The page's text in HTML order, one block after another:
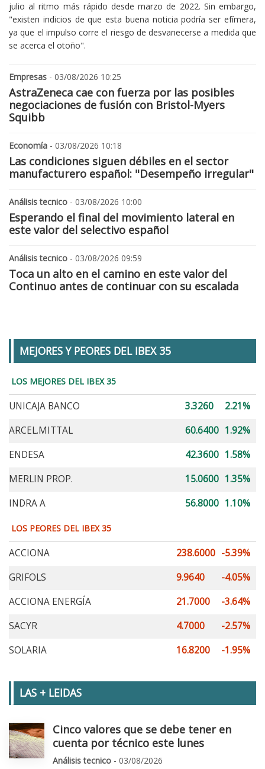
julio al ritmo más rápido desde marzo de 2022. Sin embargo,
"existen indicios de que esta buena noticia podría ser efímera,
ya que el impulso corre el riesgo de desvanecerse a medida que
se acerca el otoño".
Empresas - 03/08/2026 10:25
AstraZeneca cae con fuerza por las posibles
negociaciones de fusión con Bristol-Myers
Squibb
Economía - 03/08/2026 10:18
Las condiciones siguen débiles en el sector
manufacturero español: "Desempeño irregular"
Análisis tecnico - 03/08/2026 10:00
Esperando el final del movimiento lateral en
este valor del selectivo español
Análisis tecnico - 03/08/2026 09:59
Toca un alto en el camino en este valor del
Continuo antes de continuar con su escalada
MEJORES Y PEORES DEL IBEX 35
LOS MEJORES DEL IBEX 35
UNICAJA BANCO 3.3260
2.21%
ARCEL.MITTAL
60.6400 1.92%
ENDESA
42.3600 1.58%
MERLIN PROP.
15.0600 1.35%
INDRA A
56.8000 1.10%
LOS PEORES DEL IBEX 35
ACCIONA 238.6000 -5.39%
GRIFOLS
9.9640
-4.05%
ACCIONA ENERGÍA
21.7000
-3.64%
SACYR
4.7000
-2.57%
SOLARIA
16.8200 -1.95%
LAS + LEIDAS
Cinco valores que se debe tener en
cuenta por técnico este lunes
Análisis tecnico - 03/08/2026